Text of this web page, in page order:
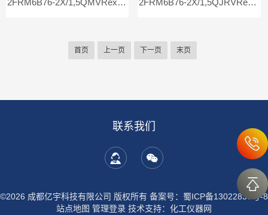
2FRM6B76-2X/1,5QMVRexroth力士乐流量控制阀2FRM6B76-2X/1.5Q 2FRM6B76-2X/1,5QJRVRexroth力士乐流量控制阀2FRM6B76-2X/1.5
首页 上一页 下一页 末页
联系我们
©2026 成都亿宇科技有限公司 版权所有 备案号：蜀ICP备13022837号-8
站点地图 管理登录 技术支持： 化工仪器网